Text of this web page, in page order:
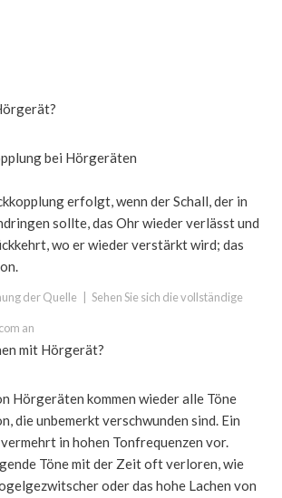
bei Hörgeräten
erfolgt, wenn der Schall, der in
sollte, das Ohr wieder verlässt und
wo er wieder verstärkt wird; das
der Quelle Sehen Sie sich die vollständige
an
mit Hörgerät?
Hörgeräten kommen wieder alle Töne
die unbemerkt verschwunden sind. Ein
in hohen Tonfrequenzen vor.
Töne mit der Zeit oft verloren, wie
oder das hohe Lachen von